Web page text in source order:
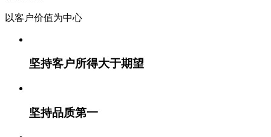
以客户价值为中心
坚持客户所得大于期望
坚持品质第一